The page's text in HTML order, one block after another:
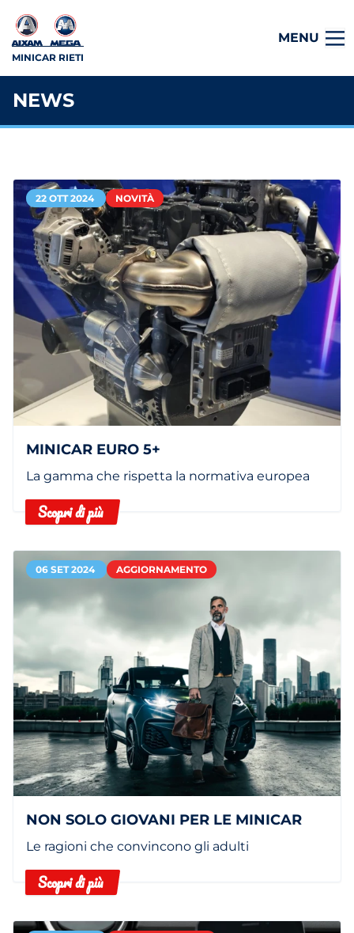
MINICAR RIETI
MENU
NEWS
22 OTT 2024 NOVITÀ
MINICAR EURO 5+
La gamma che rispetta la normativa europea
Scopri di più
06 SET 2024 AGGIORNAMENTO
NON SOLO GIOVANI PER LE MINICAR
Le ragioni che convincono gli adulti
Scopri di più